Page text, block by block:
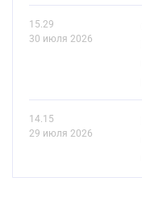
15.29
30 июля 2026
14.15
29 июля 2026